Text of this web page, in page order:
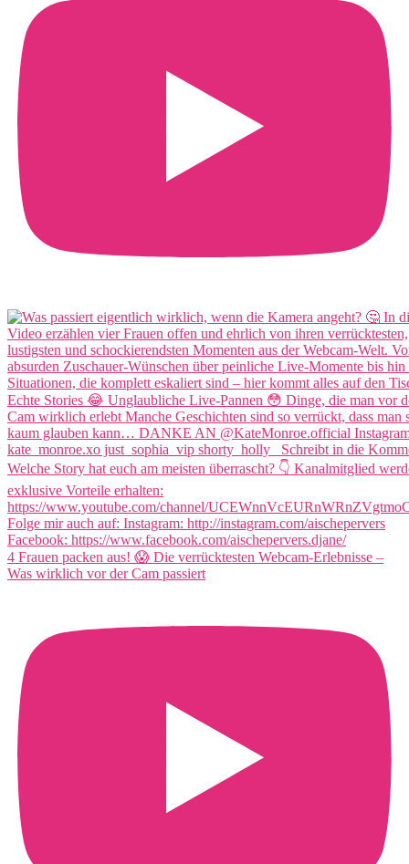
4 Frauen packen aus! 😱 Die verrücktesten Webcam-Erlebnisse –
Was wirklich vor der Cam passiert